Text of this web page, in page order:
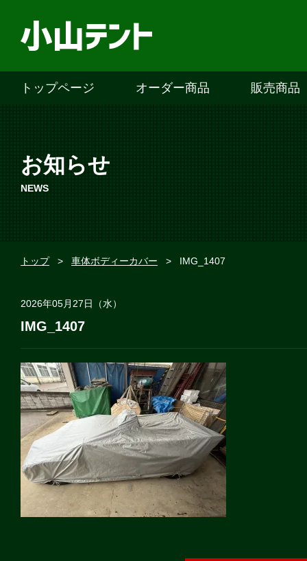
トップページ オーダー商品 販売商品
お知らせ
NEWS
トップ > 車体ボディーカバー > IMG_1407
2026年05月27日（水）
IMG_1407